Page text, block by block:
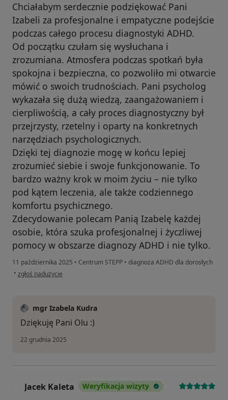
Chciałabym serdecznie podziękować Pani
Izabeli za profesjonalne i empatyczne podejście
podczas całego procesu diagnostyki ADHD.
Od początku czułam się wysłuchana i
zrozumiana. Atmosfera podczas spotkań była
spokojna i bezpieczna, co pozwoliło mi otwarcie
mówić o swoich trudnościach. Pani psycholog
wykazała się dużą wiedzą, zaangażowaniem i
cierpliwością, a cały proces diagnostyczny był
przejrzysty, rzetelny i oparty na konkretnych
narzędziach psychologicznych.
Dzięki tej diagnozie mogę w końcu lepiej
zrozumieć siebie i swoje funkcjonowanie. To
bardzo ważny krok w moim życiu – nie tylko
pod kątem leczenia, ale także codziennego
komfortu psychicznego.
Zdecydowanie polecam Panią Izabelę każdej
osobie, która szuka profesjonalnej i życzliwej
pomocy w obszarze diagnozy ADHD i nie tylko.
11 października 2025 • Centrum STEPP • diagnoza ADHD dla dorosłych
• w opinii użytkownika Aleksandra
zgłoś nadużycie
mgr Izabela Kudra
Dziękuję Pani Olu :)
22 grudnia 2025
Jacek Kaleta Weryfikacja wizyty